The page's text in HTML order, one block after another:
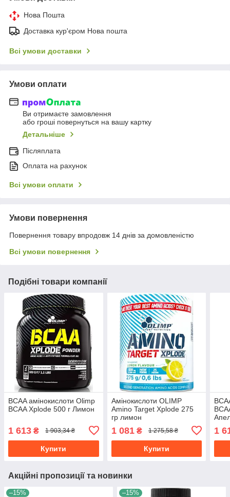
Нова Пошта
Доставка кур'єром Нова пошта
Всі умови доставки
Умови оплати
Ви отримаєте замовлення
або гроші повернуться на вашу картку
Детальніше
Післяплата
Оплата на рахунок
Всі умови оплати
Умови повернення
Повернення товару впродовж 14 днів за домовленістю
Всі умови повернення
Подібні товари компанії
BCAA амінокислоти Olimp
BCAA Xplode 500 г Лимон
1 613 ₴ 1 903,34 ₴
Купити
Амінокислоти OLIMP
Amino Target Xplode 275
гр лимон
1 081₴ 1 275,58 ₴
Купити
1
Акційні пропозиції та новинки
–15% –15%